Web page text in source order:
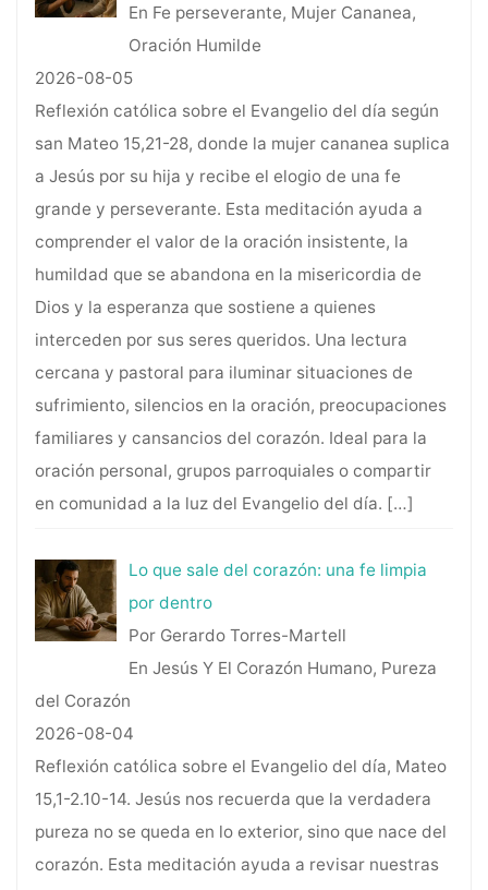
En Fe perseverante, Mujer Cananea,
Oración Humilde
2026-08-05
Reflexión católica sobre el Evangelio del día según
san Mateo 15,21-28, donde la mujer cananea suplica
a Jesús por su hija y recibe el elogio de una fe
grande y perseverante. Esta meditación ayuda a
comprender el valor de la oración insistente, la
humildad que se abandona en la misericordia de
Dios y la esperanza que sostiene a quienes
interceden por sus seres queridos. Una lectura
cercana y pastoral para iluminar situaciones de
sufrimiento, silencios en la oración, preocupaciones
familiares y cansancios del corazón. Ideal para la
oración personal, grupos parroquiales o compartir
en comunidad a la luz del Evangelio del día. […]
Lo que sale del corazón: una fe limpia
por dentro
Por Gerardo Torres-Martell
En Jesús Y El Corazón Humano, Pureza
del Corazón
2026-08-04
Reflexión católica sobre el Evangelio del día, Mateo
15,1-2.10-14. Jesús nos recuerda que la verdadera
pureza no se queda en lo exterior, sino que nace del
corazón. Esta meditación ayuda a revisar nuestras